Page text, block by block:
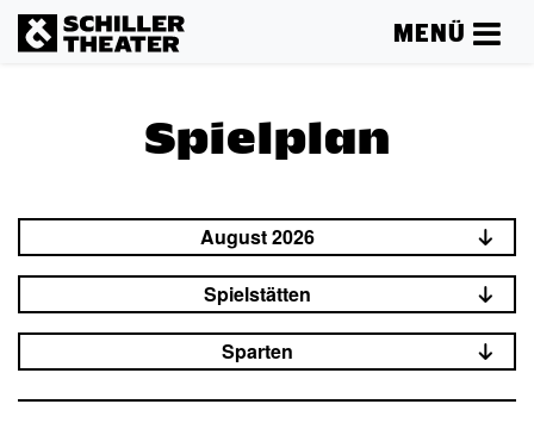
MENÜ
Spielplan
August 2026
Spielstätten
Sparten